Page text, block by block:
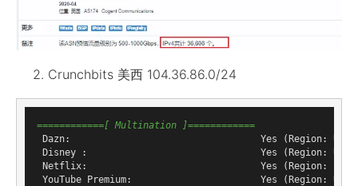
Crunchbits 美西 104.36.86.0/24
============[ Multination ]============
Dazn:                                  Yes (Region: US)
Disney :                               Yes (Region: US)
Netflix:                               Yes (Region: )
YouTube Premium:                       Yes (Region: US)